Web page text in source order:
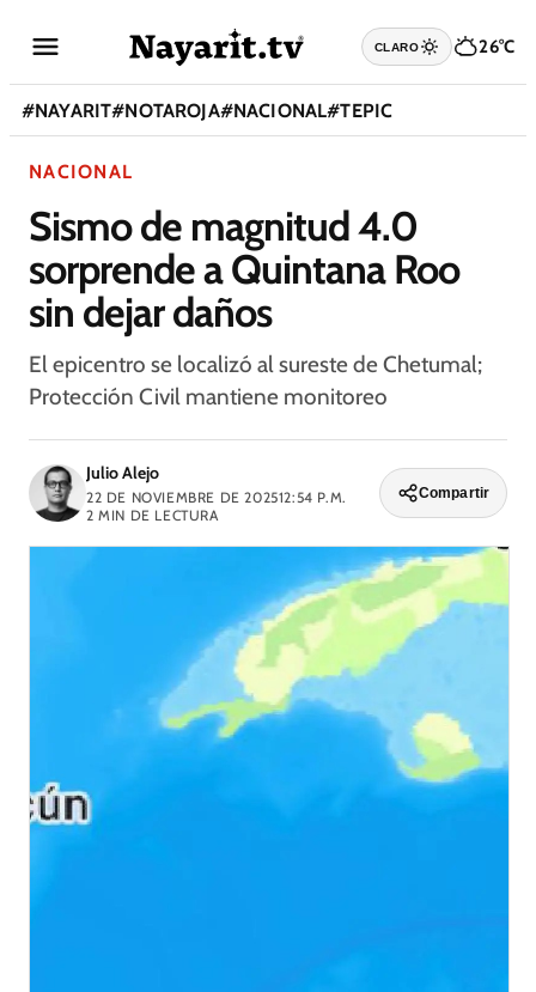
CLARO 26°C
#NAYARIT#NOTAROJA#NACIONAL#TEPIC
NACIONAL
Sismo de magnitud 4.0
sorprende a Quintana Roo
sin dejar daños
El epicentro se localizó al sureste de Chetumal;
Protección Civil mantiene monitoreo
Julio Alejo
22 DE NOVIEMBRE DE 202512:54 P.M.
2 MIN DE LECTURA
Compartir